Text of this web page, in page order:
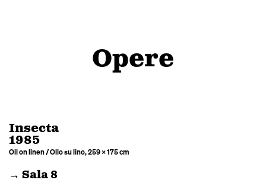
Opere
Insecta
1985
Oil on linen / Olio su lino, 259 × 175 cm
→ Sala 8